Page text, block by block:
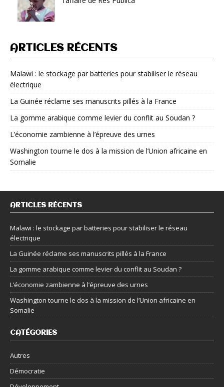
ARTICLES RÉCENTS
Malawi : le stockage par batteries pour stabiliser le réseau
électrique
La Guinée réclame ses manuscrits pillés à la France
La gomme arabique comme levier du conflit au Soudan ?
L’économie zambienne à l’épreuve des urnes
Washington tourne le dos à la mission de l’Union africaine en
Somalie
ARTICLES RÉCENTS
Malawi : le stockage par batteries pour stabiliser le réseau
électrique
La Guinée réclame ses manuscrits pillés à la France
La gomme arabique comme levier du conflit au Soudan ?
L’économie zambienne à l’épreuve des urnes
Washington tourne le dos à la mission de l’Union africaine en
Somalie
CATÉGORIES
Autres
Démocratie